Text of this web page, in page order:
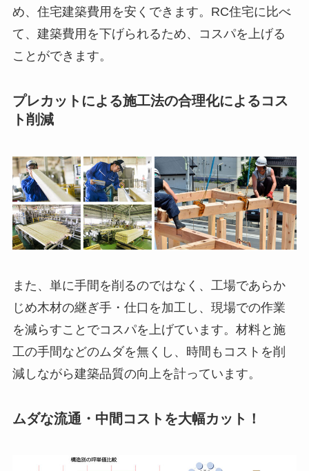
め、住宅建築費用を安くできます。RC住宅に比べ
て、建築費用を下げられるため、コスパを上げる
ことができます。
プレカットによる施工法の合理化によるコス
ト削減
また、単に手間を削るのではなく、工場であらか
じめ木材の継ぎ手・仕口を加工し、現場での作業
を減らすことでコスパを上げています。材料と施
工の手間などのムダを無くし、時間もコストを削
減しながら建築品質の向上を計っています。
ムダな流通・中間コストを大幅カット！